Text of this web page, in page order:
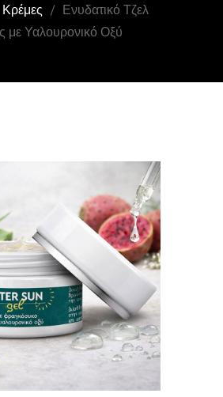
Κρέμες
Ενυδατικό Τζελ
με Υαλουρονικό Οξύ